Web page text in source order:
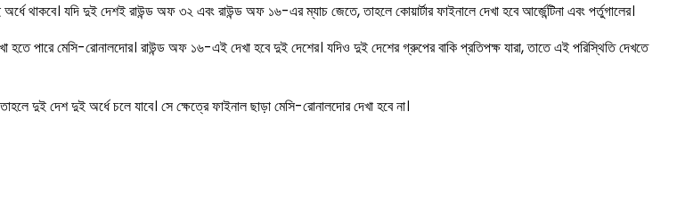
যদি দুই দেশই রাউন্ড অফ ৩২ এবং রাউন্ড অফ ১৬-এর ম্যাচ জেতে, তাহলে কোয়ার্টার ফাইনালে দেখা হবে আর্জেন্টিনা এবং পর্তুগালের।
পারে মেসি-রোনালদোর। রাউন্ড অফ ১৬-এই দেখা হবে দুই দেশের। যদিও দুই দেশের গ্রুপের বাকি প্রতিপক্ষ যারা, তাতে এই পরিস্থিতি দেখতে
দুই দেশ দুই অর্ধে চলে যাবে। সে ক্ষেত্রে ফাইনাল ছাড়া মেসি-রোনালদোর দেখা হবে না।